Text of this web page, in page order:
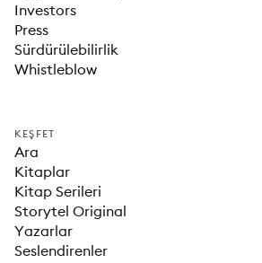
Investors
Press
Sürdürülebilirlik
Whistleblow
KEŞFET
Ara
Kitaplar
Kitap Serileri
Storytel Original
Yazarlar
Seslendirenler